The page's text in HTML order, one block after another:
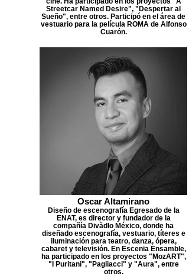
Streetcar Named Desire", "Despertar al
Sueño", entre otros. Participó en el área de
vestuario para la película ROMA de Alfonso
Cuarón.
Oscar Altamirano
Diseño de escenografía Egresado de la
ENAT, es director y fundador de la
compañía Divàdlo México, donde ha
diseñado escenografía, vestuario, títeres e
iluminación para teatro, danza, ópera,
cabaret y televisión. En Escenia Ensamble,
ha participado en los proyectos "MozART",
"I Puritani", "Pagliacci" y "Aura", entre
otros.